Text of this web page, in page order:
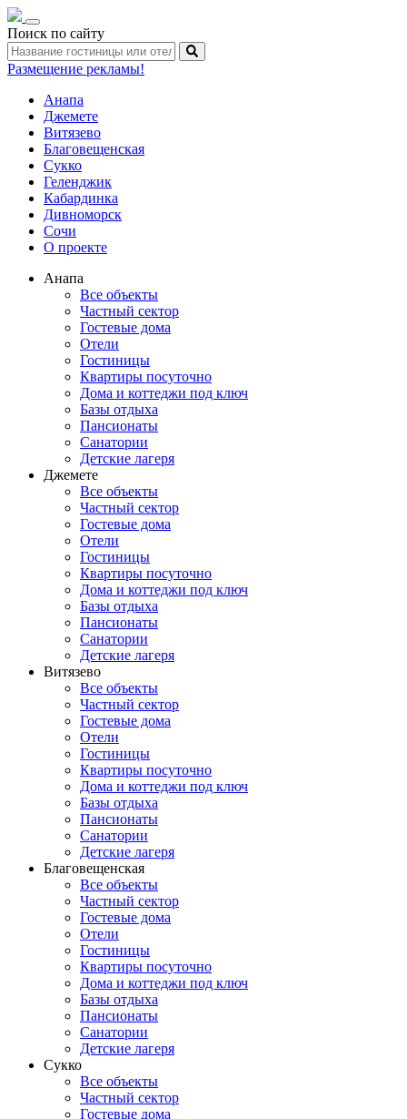
Toggle
navigation
Поиск по сайту
Размещение рекламы!
Анапа
Джемете
Витязево
Благовещенская
Сукко
Геленджик
Кабардинка
Дивноморск
Сочи
О проекте
Анапа
Все объекты
Частный сектор
Гостевые дома
Отели
Гостиницы
Квартиры посуточно
Дома и коттеджи под ключ
Базы отдыха
Пансионаты
Санатории
Детские лагеря
Джемете
Все объекты
Частный сектор
Гостевые дома
Отели
Гостиницы
Квартиры посуточно
Дома и коттеджи под ключ
Базы отдыха
Пансионаты
Санатории
Детские лагеря
Витязево
Все объекты
Частный сектор
Гостевые дома
Отели
Гостиницы
Квартиры посуточно
Дома и коттеджи под ключ
Базы отдыха
Пансионаты
Санатории
Детские лагеря
Благовещенская
Все объекты
Частный сектор
Гостевые дома
Отели
Гостиницы
Квартиры посуточно
Дома и коттеджи под ключ
Базы отдыха
Пансионаты
Санатории
Детские лагеря
Сукко
Все объекты
Частный сектор
Гостевые дома